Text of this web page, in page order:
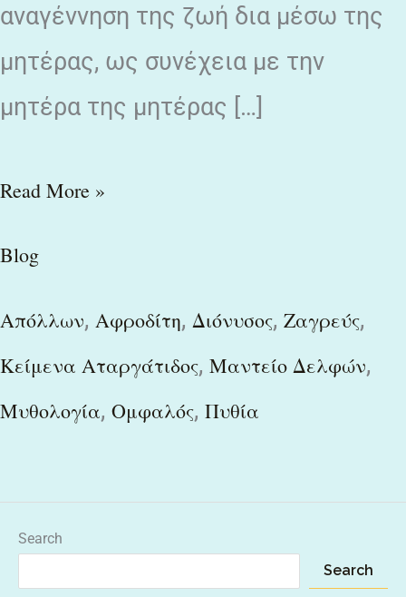
αναγέννηση της ζωή δια μέσω της
μητέρας, ως συνέχεια με την
μητέρα της μητέρας […]
Read More »
Blog
Απόλλων, Αφροδίτη, Διόνυσος, Ζαγρεύς,
Κείμενα Αταργάτιδος, Μαντείο Δελφών,
Μυθολογία, Ομφαλός, Πυθία
Search
Search